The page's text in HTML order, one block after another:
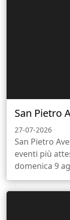
San Pietro
27-07-2026
San Pietro
eventi più
domenica 9